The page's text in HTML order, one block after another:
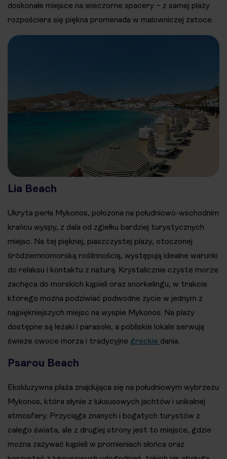
doskonałe miejsce na wieczorne spacery – z samej plaży
rozpościera się piękna promenada w malowniczej zatoce.
Lia Beach
Ukryta perła Mykonos, położona na południowo-wschodnim
krańcu wyspy, z dala od zgiełku bardziej turystycznych
miejsc. Na tej pięknej, piaszczystej plaży, otoczonej
śródziemnomorską roślinnością, występują idealne warunki
do relaksu i kontaktu z naturą. Krystalicznie czyste morze
zachęca do morskich kąpieli oraz snorkelingu, w trakcie
którego można podziwiać podwodne życie w jednym z
najpiękniejszych miejsc na wyspie Mykonos. Na plaży
dostępne są leżaki i parasole, a pobliskie lokale serwują
świeże owoce morza i tradycyjne greckie dania.
Psarou Beach
Ekskluzywna plaża znajdująca się na południowym wybrzeżu
Mykonos, która słynie z luksusowych jachtów i unikalnej
atmosfery. Przyciąga znanych i bogatych turystów z
całego świata, ale z drugiej strony jest to miejsce, gdzie
można zażywać kąpieli w promieniach słońca oraz